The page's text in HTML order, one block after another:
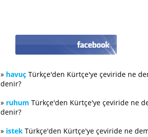
» havuç Türkçe'den Kürtçe'ye çeviride ne
denir?
» ruhum Türkçe'den Kürtçe'ye çeviride ne
denir?
» istek Türkçe'den Kürtçe'ye çeviride ne